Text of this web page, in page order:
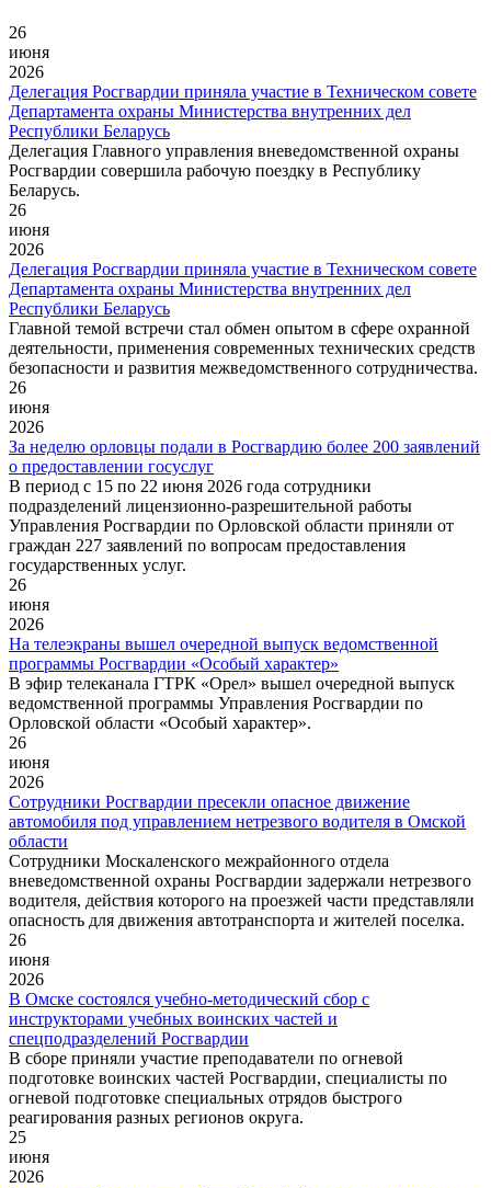
26
июня
2026
Делегация Росгвардии приняла участие в Техническом совете
Департамента охраны Министерства внутренних дел
Республики Беларусь
Делегация Главного управления вневедомственной охраны
Росгвардии совершила рабочую поездку в Республику
Беларусь.
26
июня
2026
Делегация Росгвардии приняла участие в Техническом совете
Департамента охраны Министерства внутренних дел
Республики Беларусь
Главной темой встречи стал обмен опытом в сфере охранной
деятельности, применения современных технических средств
безопасности и развития межведомственного сотрудничества.
26
июня
2026
За неделю орловцы подали в Росгвардию более 200 заявлений
о предоставлении госуслуг
В период с 15 по 22 июня 2026 года сотрудники
подразделений лицензионно-разрешительной работы
Управления Росгвардии по Орловской области приняли от
граждан 227 заявлений по вопросам предоставления
государственных услуг.
26
июня
2026
На телеэкраны вышел очередной выпуск ведомственной
программы Росгвардии «Особый характер»
В эфир телеканала ГТРК «Орел» вышел очередной выпуск
ведомственной программы Управления Росгвардии по
Орловской области «Особый характер».
26
июня
2026
Сотрудники Росгвардии пресекли опасное движение
автомобиля под управлением нетрезвого водителя в Омской
области
Сотрудники Москаленского межрайонного отдела
вневедомственной охраны Росгвардии задержали нетрезвого
водителя, действия которого на проезжей части представляли
опасность для движения автотранспорта и жителей поселка.
26
июня
2026
В Омске состоялся учебно-методический сбор с
инструкторами учебных воинских частей и
спецподразделений Росгвардии
В сборе приняли участие преподаватели по огневой
подготовке воинских частей Росгвардии, специалисты по
огневой подготовке специальных отрядов быстрого
реагирования разных регионов округа.
25
июня
2026